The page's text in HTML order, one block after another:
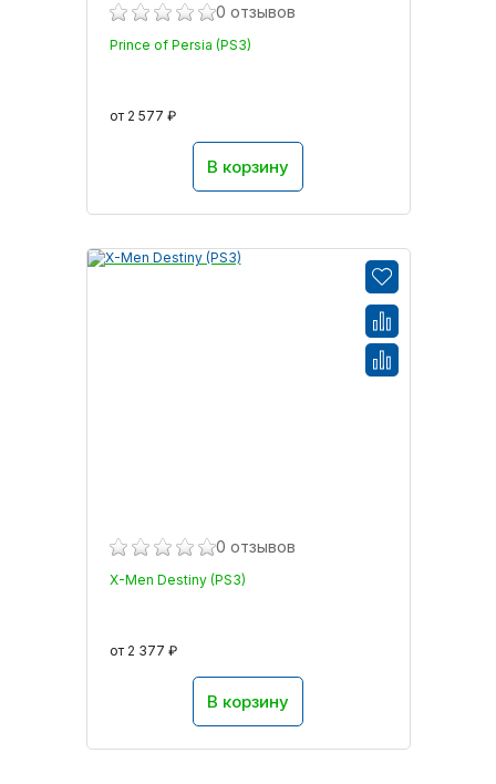
0 отзывов
Prince of Persia (PS3)
от 2 577 ₽
В корзину
0 отзывов
X-Men Destiny (PS3)
от 2 377 ₽
В корзину